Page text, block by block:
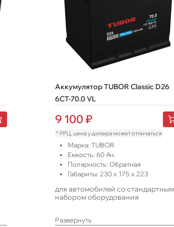
Аккумулятор TUBOR Classic D26
6СТ-70.0 VL
9 100₽
* РРЦ, цена у дилера может отличаться
Марка: TUBOR
Емкость: 60Ач.
Полярность: Обратная
Габариты: 230x 175 x 223
для автомобилей со стандартным
набором оборудования
Развернуть